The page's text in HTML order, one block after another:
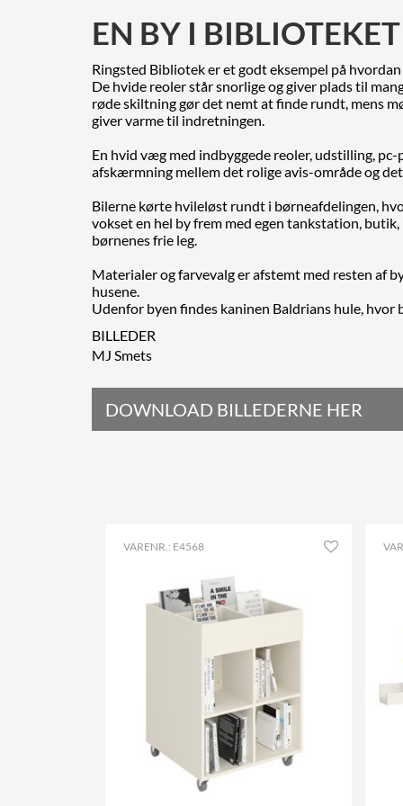
EN BY I
Ringsted Bibliotek er et godt eksempel på
De hvide reoler står snorlige og giver plads til
røde skiltning gør det nemt at finde rundt, mens
giver varme til indretningen.
En hvid væg med indbyggede reoler, udstilling,
afskærmning mellem det rolige avis-område og
Bilerne kørte hvileløst rundt i børneafdelingen,
vokset en hel by frem med egen tankstation,
børnenes frie leg.
Materialer og farvevalg er afstemt med resten af
husene.
Udenfor byen findes kaninen Baldrians hule, hvor
BILLEDER
MJ Smets
DOWNLOAD BILLEDERNE HER
VARENR.: E4568